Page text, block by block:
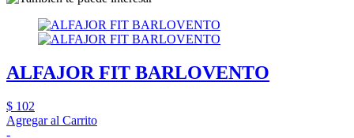
ALFAJOR FIT BARLOVENTO
$ 102
Agregar al Carrito
-